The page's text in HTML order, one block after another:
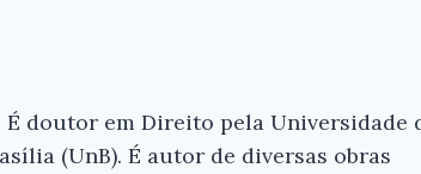
doutor em Direito pela Universidade
(UnB). É autor de diversas obras